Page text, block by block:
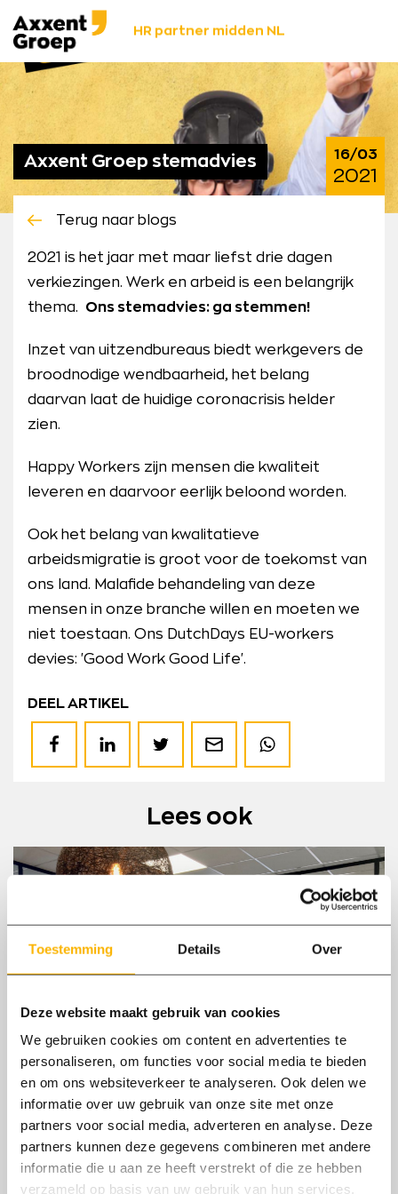
Toestemming Details Over
Deze website maakt gebruik van cookies
We gebruiken cookies om content en advertenties te
personaliseren, om functies voor social media te bieden
en om ons websiteverkeer te analyseren. Ook delen we
informatie over uw gebruik van onze site met onze
partners voor social media, adverteren en analyse. Deze
partners kunnen deze gegevens combineren met andere
informatie die u aan ze heeft verstrekt of die ze hebben
verzameld op basis van uw gebruik van hun services.
naar
content
Axxent
Groep
HR partner midden NL
Axxent Groep stemadvies 16/03
2021
Terug naar blogs
2021 is het jaar met maar liefst drie dagen
verkiezingen. Werk en arbeid is een belangrijk
thema. Ons stemadvies: ga stemmen!
Inzet van uitzendbureaus biedt werkgevers de
broodnodige wendbaarheid, het belang
daarvan laat de huidige coronacrisis helder
zien.
Happy Workers zijn mensen die kwaliteit
leveren en daarvoor eerlijk beloond worden.
Ook het belang van kwalitatieve
arbeidsmigratie is groot voor de toekomst van
ons land. Malafide behandeling van deze
mensen in onze branche willen en moeten we
niet toestaan. Ons DutchDays EU-workers
devies: 'Good Work Good Life'.
DEEL ARTIKEL
Deel
Deel
op
op
via
Deel
op
Lees ook
03/06
2022
Arbeidscontract getekend door David
Bleijenberg.